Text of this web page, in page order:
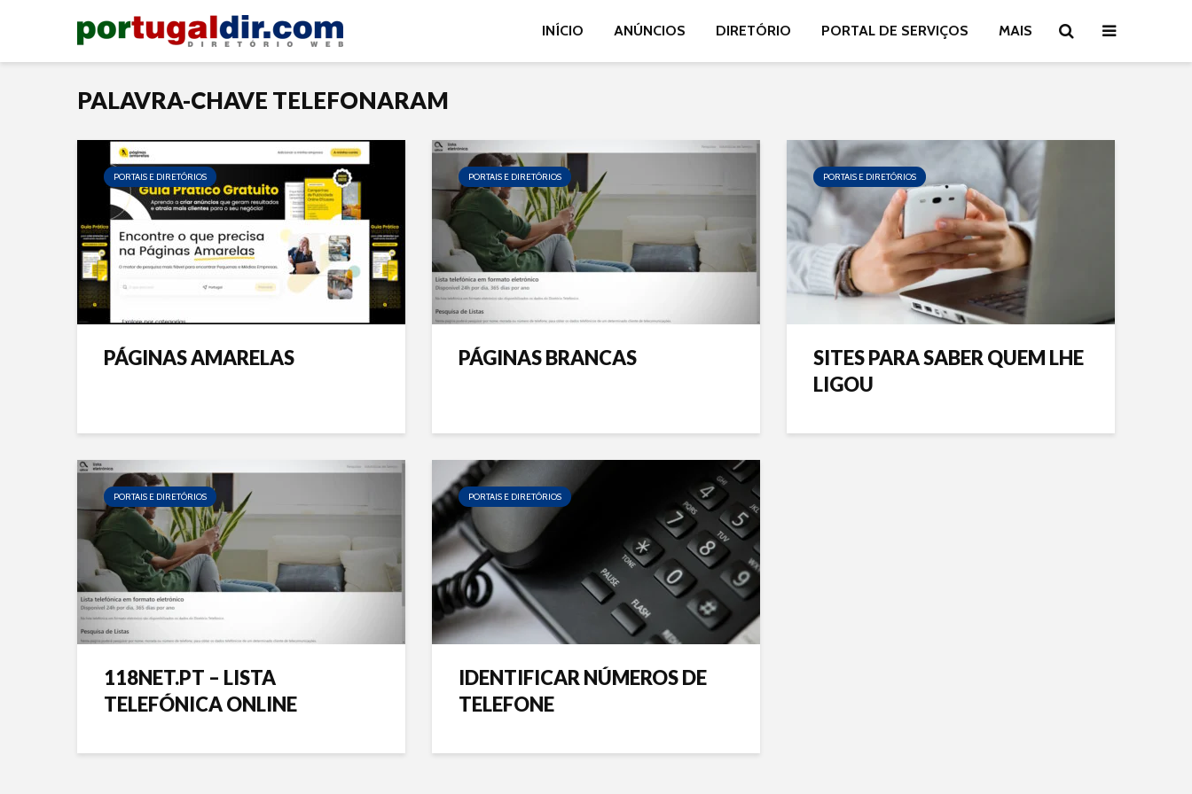
INÍCIO ANÚNCIOS DIRETÓRIO PORTAL DE SERVIÇOS MAIS
PALAVRA-CHAVE TELEFONARAM
PORTAIS E DIRETÓRIOS
PÁGINAS AMARELAS
PORTAIS E DIRETÓRIOS
PÁGINAS BRANCAS
PORTAIS E DIRETÓRIOS
SITES PARA SABER QUEM LHE
LIGOU
PORTAIS E DIRETÓRIOS
118NET.PT – LISTA
TELEFÓNICA ONLINE
PORTAIS E DIRETÓRIOS
IDENTIFICAR NÚMEROS DE
TELEFONE